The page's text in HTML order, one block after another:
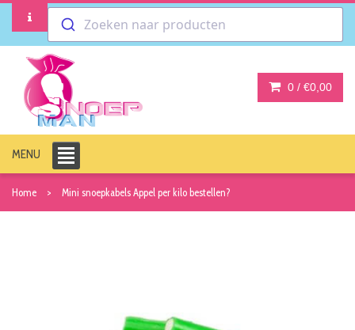
Zoeken naar producten
0 / €0,00
MENU
Home Mini snoepkabels Appel per kilo bestellen?